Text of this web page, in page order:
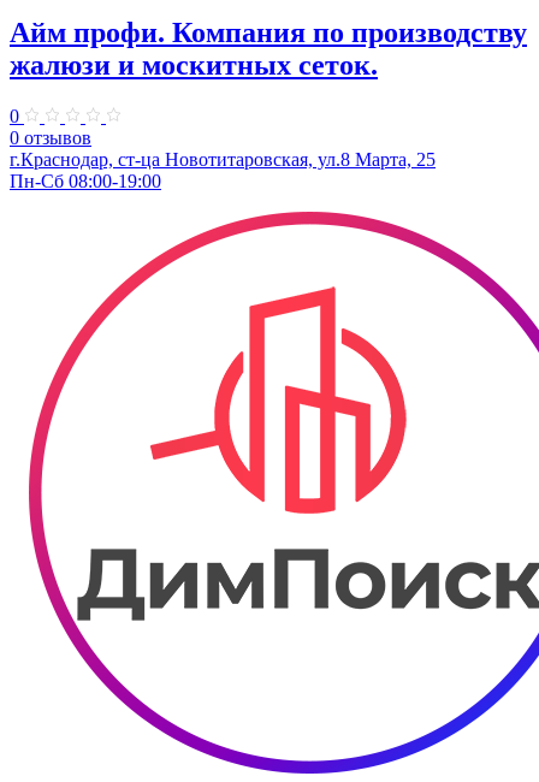
Айм профи. Компания по производству
жалюзи и москитных сеток.
0
0 отзывов
г.Краснодар, ст-ца Новотитаровская, ул.​8 Марта, 25
Пн-Сб 08:00-19:00